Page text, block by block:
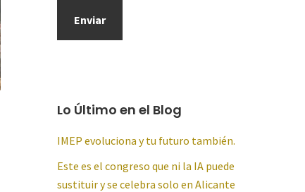
Lo Último en el Blog
IMEP evoluciona y tu futuro también.
Este es el congreso que ni la IA puede
sustituir y se celebra solo en Alicante